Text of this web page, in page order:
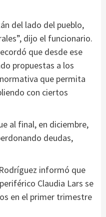
del lado del pueblo,
dijo el funcionario.
que desde ese
propuestas a los
que permita
con ciertos
al final, en diciembre,
deudas,
informó que
Claudia Lars se
en el primer trimestre